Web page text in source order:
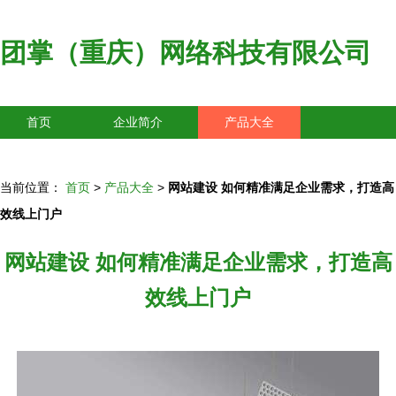
团掌（重庆）网络科技有限公司
首页 企业简介 产品大全
当前位置： 首页 > 产品大全 > 网站建设 如何精准满足企业需求，打造高
效线上门户
网站建设 如何精准满足企业需求，打造高
效线上门户